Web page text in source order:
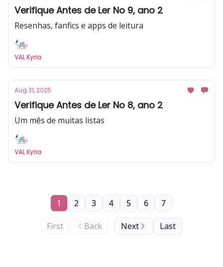
Verifique Antes de Ler No 9, ano 2
Resenhas, fanfics e apps de leitura
VAL Kyria
Aug 31, 2025
Verifique Antes de Ler No 8, ano 2
Um mês de muitas listas
VAL Kyria
First Back
1 2 3 4 5 6 7
Next Last